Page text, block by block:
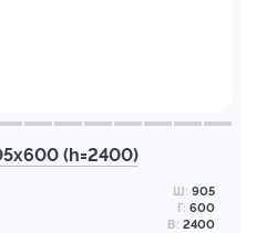
(h=2400)
Ш: 905
Г: 600
В: 2400